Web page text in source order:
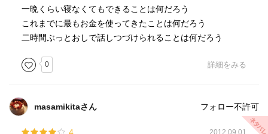
一晩くらい寝なくてもできることは何だろう
これまでに最もお金を使ってきたことは何だろう
二時間ぶっとおしで話しつづけられることは何だろう
0 詳細をみる
masamikitaさん フォロー不許可
2012.09.01